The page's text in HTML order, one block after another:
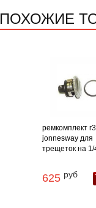
ПОХОЖИЕ
ремкомплект
jonnesway для
трещеток на 1/
625 руб